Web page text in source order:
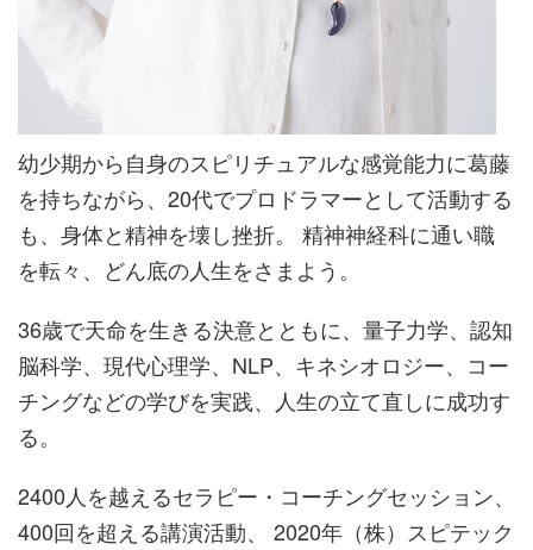
幼少期から自身のスピリチュアルな感覚能力に葛藤
を持ちながら、20代でプロドラマーとして活動する
も、身体と精神を壊し挫折。 精神神経科に通い職
を転々、どん底の人生をさまよう。
36歳で天命を生きる決意とともに、量子力学、認知
脳科学、現代心理学、NLP、キネシオロジー、コー
チングなどの学びを実践、人生の立て直しに成功す
る。
2400人を越えるセラピー・コーチングセッション、
400回を超える講演活動、 2020年（株）スピテック